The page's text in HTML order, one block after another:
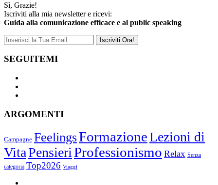
Sì, Grazie!
Iscriviti alla mia newsletter e ricevi:
Guida alla comunicazione efficace e al public speaking
SEGUITEMI
ARGOMENTI
Campagne FeelingsFormazioneLezioni di
VitaPensieriProfessionismo Relax Senza
categoria Top2026 Viaggi